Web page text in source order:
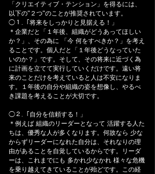
「クリエイティブ・テンション」を得るには、
以下の"２つ"のことが推奨されています。
◯１.「将来をしっかりと見据える！」
＊企業だと「１年後、組織がどうあってほしい
か？」、その為に 「今 何をすべきか？」を考え
ることです。個人だと「１年後どうなっていた
いのか？」です。そして、その将来に近づく為
に計画を立てて実行していくだけです。遠い将
来のことだけを考えていると人は不安になりま
す。１年後の自分や組織の姿を想像し、やるべ
き課題を考えることが大切です。
◯２.「自分を信頼する！」
＊例えば 組織のリーダーとなって 活躍する人た
ちは、優秀な人が多くなります。何故なら 少な
からずリーダーになれた自分は、それなりの理
由があることを自覚しているからです。リーダ
ーは、これまでにも 多かれ少なかれ 様々な危機
を乗り越えてきていることが殆どです。この経